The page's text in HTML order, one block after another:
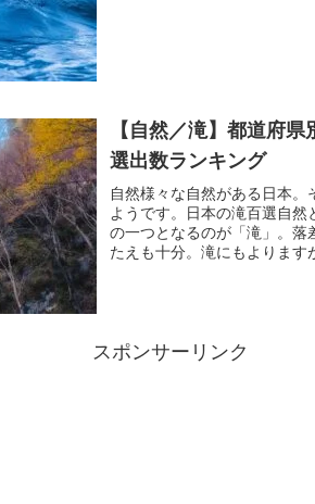
【自然／滝】都道府
選出数ランキング
自然様々な自然がある日本
ようです。日本の滝百選自然
の一つとなるのが「滝」。落
たえも十分。滝にもよります
スポンサーリンク